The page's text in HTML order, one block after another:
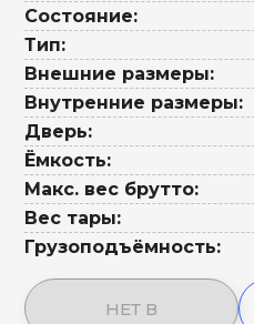
Состояние:
Тип:
Внешние размеры:
Внутренние размеры:
Дверь:
Ёмкость:
Макс. вес брутто:
Вес тары:
Грузоподъёмность:
НЕТ В